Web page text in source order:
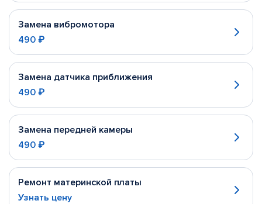
Замена вибромотора
490 ₽
Замена датчика приближения
490 ₽
Замена передней камеры
490 ₽
Ремонт материнской платы
Узнать цену